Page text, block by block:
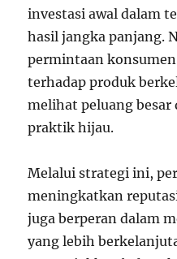
investasi awal dalam
hasil jangka panjang.
permintaan
terhadap produk
melihat peluang besar
praktik hijau.
Melalui strategi ini,
meningkatkan
juga berperan dalam
yang lebih